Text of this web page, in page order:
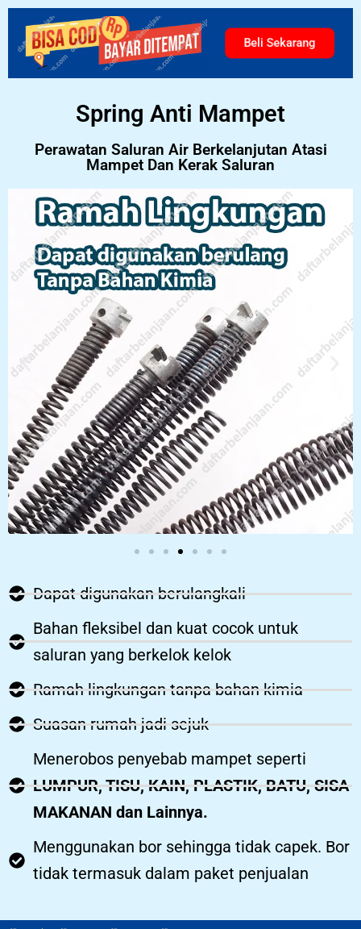
Beli Sekarang
Spring Anti Mampet
Perawatan Saluran Air Berkelanjutan Atasi
Mampet Dan Kerak Saluran
Dapat digunakan berulangkali
Bahan fleksibel dan kuat cocok untuk
saluran yang berkelok kelok
Ramah lingkungan tanpa bahan kimia
Suasan rumah jadi sejuk
Menerobos penyebab mampet seperti
LUMPUR, TISU, KAIN, PLASTIK, BATU, SISA
MAKANAN dan Lainnya.
Menggunakan bor sehingga tidak capek. Bor
tidak termasuk dalam paket penjualan